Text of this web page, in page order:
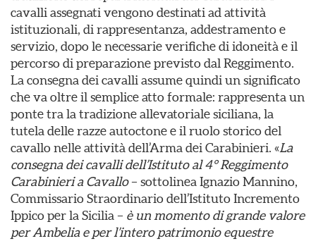
cavalli assegnati vengono destinati ad attività
istituzionali, di rappresentanza, addestramento e
servizio, dopo le necessarie verifiche di idoneità e il
percorso di preparazione previsto dal Reggimento.
La consegna dei cavalli assume quindi un significato
che va oltre il semplice atto formale: rappresenta un
ponte tra la tradizione allevatoriale siciliana, la
tutela delle razze autoctone e il ruolo storico del
cavallo nelle attività dell’Arma dei Carabinieri. «La
consegna dei cavalli dell’Istituto al 4° Reggimento
Carabinieri a Cavallo– sottolinea Ignazio Mannino,
Commissario Straordinario dell’Istituto Incremento
Ippico per la Sicilia – è un momento di grande valore
per Ambelia e per l’intero patrimonio equestre